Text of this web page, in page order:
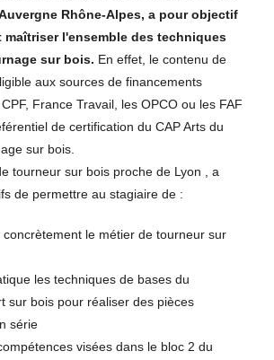
Rhône-Alpes, a pour objectif
l'ensemble des techniques
sur bois. En effet, le contenu de
aux sources de financements
France Travail, les OPCO ou les FAF
de certification du CAP Arts du
sur bois.
tourneur sur bois proche de Lyon , a
de permettre au stagiaire de :
le métier de tourneur sur
les techniques de bases du
sur bois pour réaliser des pièces
série
visées dans le bloc 2 du